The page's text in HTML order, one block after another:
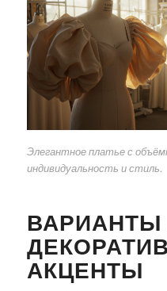
Элегантное платье с
индивидуальность и стиль.
ВАРИАНТЫ
АКЦЕНТЫ